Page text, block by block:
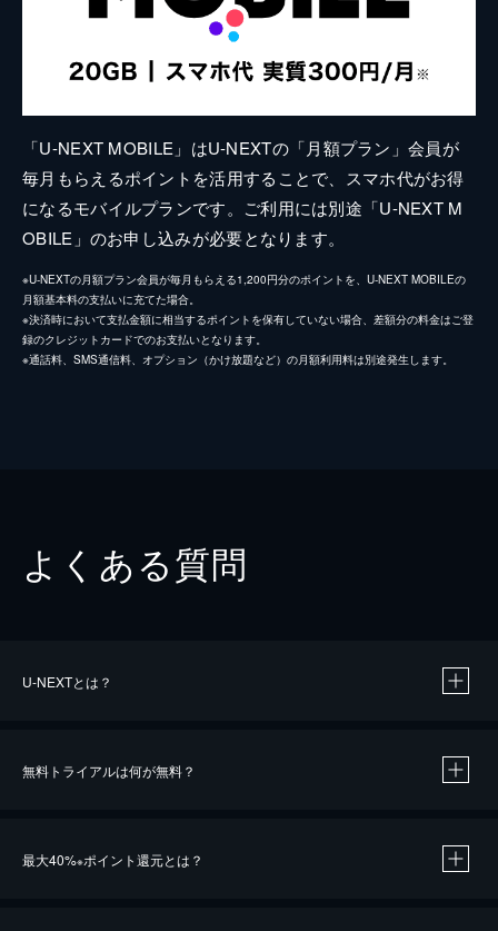
「U-NEXT MOBILE」はU-NEXTの「月額プラン」会員が
毎月もらえるポイントを活用することで、スマホ代がお得
になるモバイルプランです。ご利用には別途「U-NEXT M
OBILE」のお申し込みが必要となります。
※U-NEXTの月額プラン会員が毎月もらえる1,200円分のポイントを、U-NEXT MOBILEの
月額基本料の支払いに充てた場合。
※決済時において支払金額に相当するポイントを保有していない場合、差額分の料金はご登
録のクレジットカードでのお支払いとなります。
※通話料、SMS通信料、オプション（かけ放題など）の月額利用料は別途発生します。
よくある質問
U-NEXTとは？
無料トライアルは何が無料？
最大40%※ポイント還元とは？